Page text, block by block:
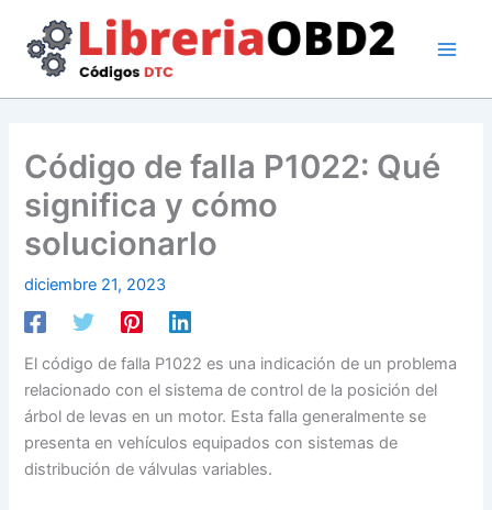
contenido
Código de falla P1022: Qué
significa y cómo
solucionarlo
diciembre 21, 2023
El código de falla P1022 es una indicación de un problema
relacionado con el sistema de control de la posición del
árbol de levas en un motor. Esta falla generalmente se
presenta en vehículos equipados con sistemas de
distribución de válvulas variables.